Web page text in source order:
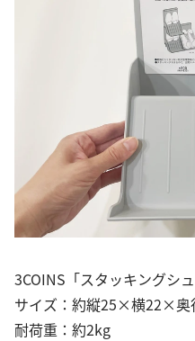
3COINS「スタッキングシ
サイズ：約縦25×横22×奥
耐荷重：約2kg